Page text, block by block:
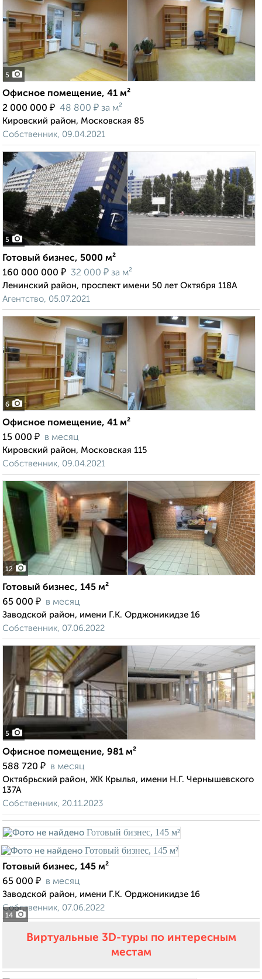
5
Офисное помещение, 41 м²
2 000 000 ₽ 48 800 ₽ за м²
Кировский район, Московская 85
Собственник, 09.04.2021
5
Готовый бизнес, 5000 м²
160 000 000 ₽ 32 000 ₽ за м²
Ленинский район, проспект имени 50 лет Октября 118А
Агентство, 05.07.2021
6
Офисное помещение, 41 м²
15 000 ₽ в месяц
Кировский район, Московская 115
Собственник, 09.04.2021
12
Готовый бизнес, 145 м²
65 000 ₽ в месяц
Заводской район, имени Г.К. Орджоникидзе 16
Собственник, 07.06.2022
5
Офисное помещение, 981 м²
588 720 ₽ в месяц
Октябрьский район, ЖК Крылья, имени Н.Г. Чернышевского
137А
Собственник, 20.11.2023
14
Готовый бизнес, 145 м²
65 000 ₽ в месяц
Заводской район, имени Г.К. Орджоникидзе 16
Собственник, 07.06.2022
Виртуальные 3D-туры по интересным
местам